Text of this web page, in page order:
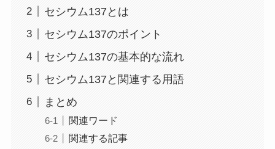
セシウム137とは
セシウム137のポイント
セシウム137の基本的な流れ
セシウム137と関連する用語
まとめ
関連ワード
関連する記事